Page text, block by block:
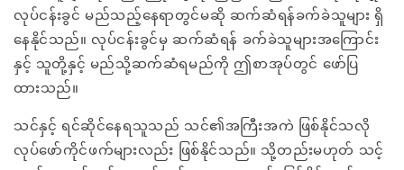
လုပ်ငန်းခွင် မည်သည့်နေရာတွင်မဆို ဆက်ဆံရန်ခက်ခဲသူများ ရှိ
နေနိုင်သည်။ လုပ်ငန်းခွင်မှ ဆက်ဆံရန် ခက်ခဲသူများအကြောင်း
နှင့် သူတို့နှင့် မည်သို့ဆက်ဆံရမည်ကို ဤစာအုပ်တွင် ဖော်ပြ
ထားသည်။
သင်နှင့် ရင်ဆိုင်နေရသူသည် သင်၏အကြီးအကဲ ဖြစ်နိုင်သလို
လုပ်ဖော်ကိုင်ဖက်များလည်း ဖြစ်နိုင်သည်။ သို့တည်းမဟုတ် သင့်